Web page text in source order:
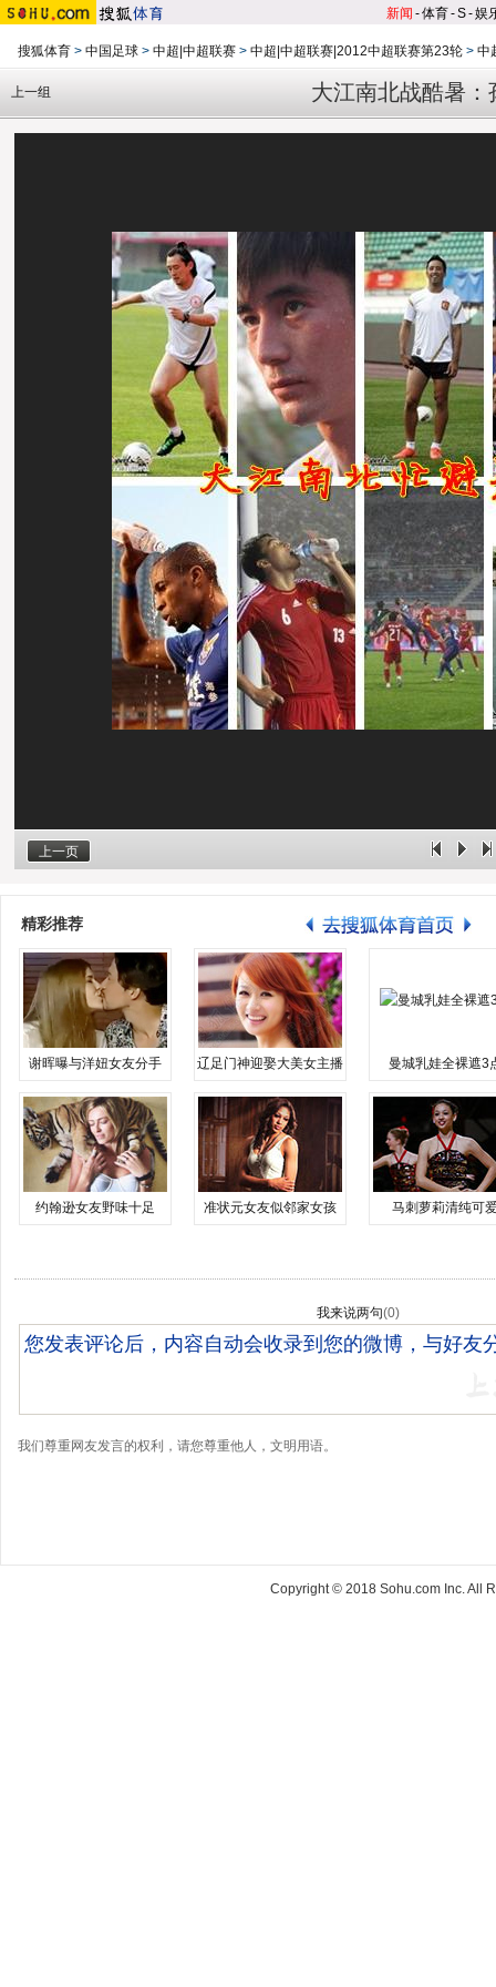
新闻 -体育-S-娱
搜狐体育 > 中国足球 > 中超|中超联赛 > 中超|中超联赛|2012中超联赛第23轮 > 中
大江南北战酷暑
上一组
上一页
精彩推荐
谢晖曝与洋妞女友分手 辽足门神迎娶大美女主播 曼城乳娃全裸遮3
约翰逊女友野味十足 准状元女友似邻家女孩 马刺萝莉清纯可
我来说两句(0)
我们尊重网友发言的权利，请您尊重他人，文明用语。
Copyright © 2018 Sohu.com Inc. All